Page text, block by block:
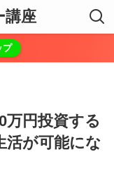
講座
プ
万円投資する
活が可能にな